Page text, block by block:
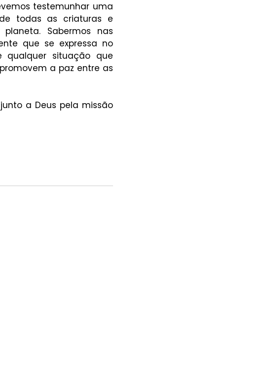
testemunhar uma
todas as criaturas e
Sabermos nas
que se expressa no
situação que
a paz entre as
a Deus pela missão